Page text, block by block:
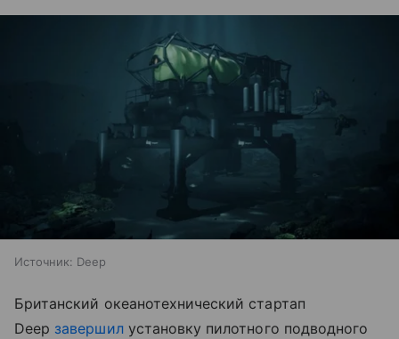
Источник: Deep
Британский океанотехнический стартап
Deep завершилустановку пилотного подводного